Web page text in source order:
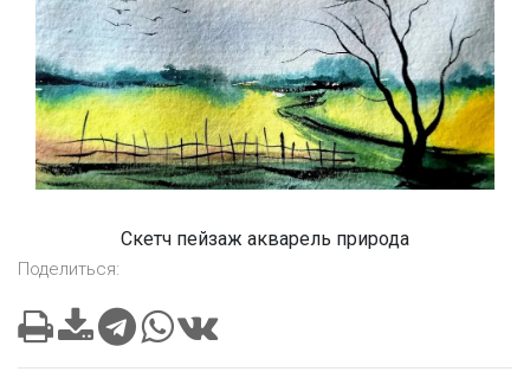
Скетч пейзаж акварель природа
Поделиться: